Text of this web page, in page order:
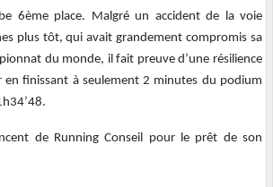
6ème place. Malgré un accident de la voie
plus tôt, qui avait grandement compromis sa
du monde, il fait preuve d’une résilience
en finissant à seulement 2 minutes du podium
de Running Conseil pour le prêt de son